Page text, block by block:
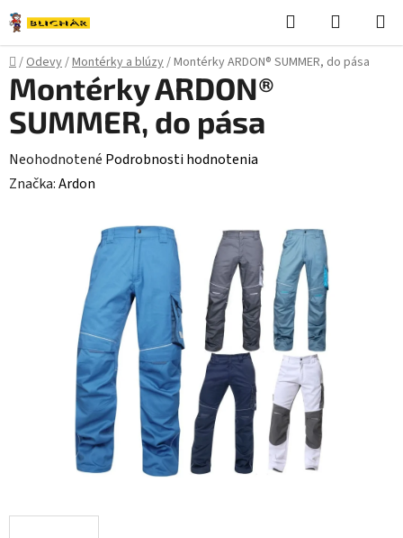
Prejsť
na
obsah
Hľadať
KOŠÍK
Domov
/Odevy/Montérky a blúzy/Montérky ARDON® SUMMER, do pása
Montérky ARDON®
SUMMER, do pása
Priemerné
hodnotenie
Neohodnotené Podrobnosti hodnotenia
Značka:Ardon